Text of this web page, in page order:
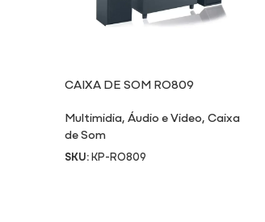
CAIXA DE SOM RO809
Multimidia,Áudio e Video,Caixa
de Som
SKU:KP-RO809